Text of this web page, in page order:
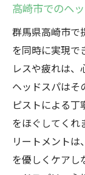
しよう
高崎
スパ
特別
選ぶ
高崎
週末
ドスパ
高崎市でのヘ
群馬県高崎市で
を同時に実現で
レスや疲れは、
ヘッドスパはそ
ピストによる
をほぐしてくれ
リートメント
を優しくケアし